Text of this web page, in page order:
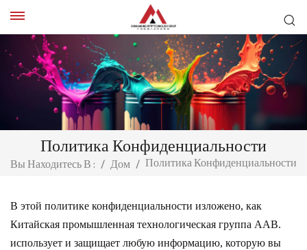
Политика Конфиденциальности
Вы Находитесь В : / Дом / Политика Конфиденциальности
В этой политике конфиденциальности изложено, как
Китайская промышленная технологическая группа AAB.
использует и защищает любую информацию, которую вы